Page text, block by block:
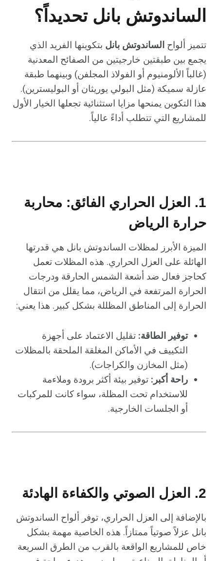
الساندوتش بانل تحديداً؟
تتميز ألواح الساندوتش بانل بتكوينها الفريد الذي
يجمع بين طبقتين خارجيتين من الصفائح المعدنية
(غالباً الألومنيوم أو الفولاذ المجلفن) وبينهما طبقة
عازلة سميكة (مثل البولي يوريثان أو البوليسترين).
هذا التكوين يمنحها مزايا استثنائية تجعلها الخيار الأول
للمشاريع التي تتطلب أداءً عالياً.
1. العزل الحراري الفائق: محاربة
حرارة الرياض
الميزة الأبرز لمظلات الساندوتش بانل هي قدرتها
الهائلة على العزل الحراري. هذه المظلات تعمل
كحاجز فعال ضد أشعة الشمس الحارقة ودرجات
الحرارة المرتفعة في الرياض، مما يقلل من انتقال
الحرارة إلى المناطق المظللة بشكل كبير. هذا يعني:
توفير الطاقة: تقليل الاعتماد على أجهزة
التكييف في الأماكن المغلقة الملحقة بالمظلات
(مثل المخازن والكراجات).
راحة أكبر: توفير بيئة أكثر برودة وملاءمة
للاستخدام تحت المظلة، سواء كانت للمركبات
أو الجلسات الخارجية.
2. العزل الصوتي والكفاءة الهادئة
بالإضافة إلى العزل الحراري، توفر ألواح الساندوتش
بانل عزلاً صوتياً ممتازاً. هذه الخاصية مهمة بشكل
خاص للمشاريع الواقعة بالقرب من الطرق السريعة